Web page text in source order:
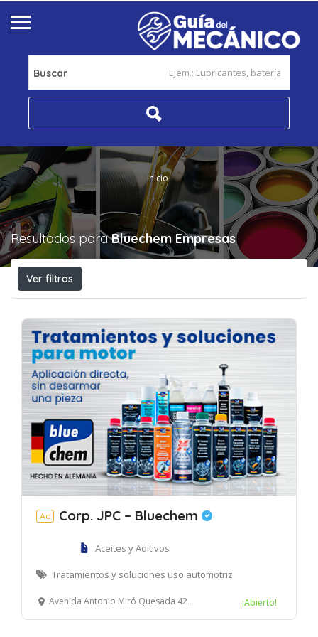
Buscar
Inicio
Resultados paraBluechem Empresas
Ver filtros
Ad Corp. JPC – Bluechem
Aceites y Aditivos
Tratamientos y soluciones uso automotriz
Avenida Antonio Miró Quesada 425. Edificio Prisma, oficina 208. Magdalena del Mar, Lima ¡Abierto!